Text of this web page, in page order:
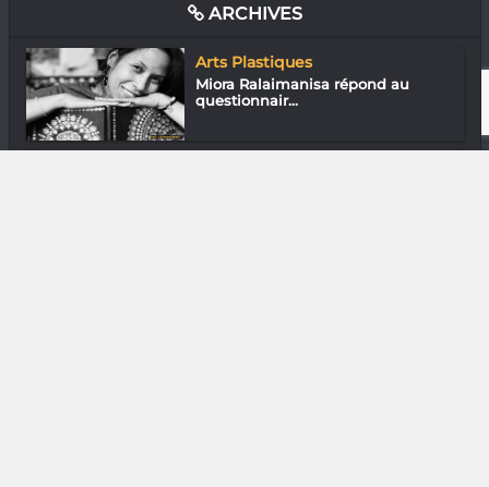
ARCHIVES
Arts Plastiques
Miora Ralaimanisa répond au
questionnair...